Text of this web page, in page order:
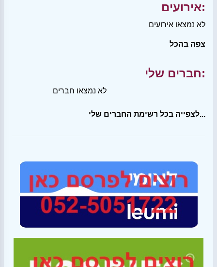
אירועים:
לא נמצאו אירועים
צפה בהכל
חברים שלי:
לא נמצאו חברים
לצפייה בכל רשימת החברים שלי...